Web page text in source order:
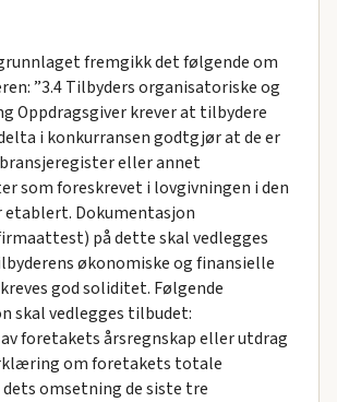
fremgikk det følgende om
”3.4 Tilbyders organisatoriske og
Oppdragsgiver krever at tilbydere
i konkurransen godtgjør at de er
eller annet
som foreskrevet i lovgivningen i den
etablert. Dokumentasjon
på dette skal vedlegges
økonomiske og finansielle
god soliditet. Følgende
skal vedlegges tilbudet:
foretakets årsregnskap eller utdrag
om foretakets totale
omsetning de siste tre